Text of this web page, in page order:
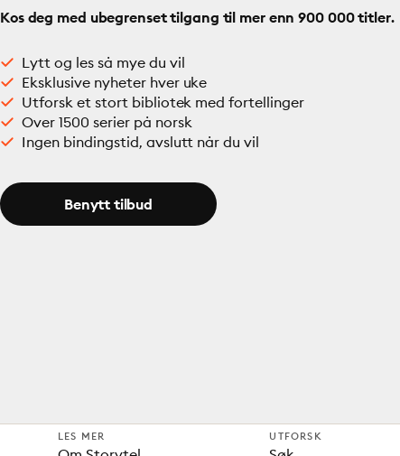
Kos deg med ubegrenset tilgang til mer enn 900 000 titler.
Lytt og les så mye du vil
Eksklusive nyheter hver uke
Utforsk et stort bibliotek med fortellinger
Over 1500 serier på norsk
Ingen bindingstid, avslutt når du vil
Benytt tilbud
LES MER UTFORSK